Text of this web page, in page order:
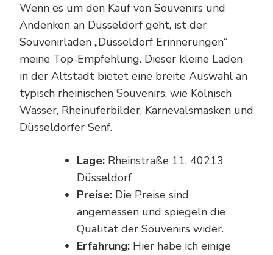
Wenn es um den Kauf von Souvenirs und
Andenken an Düsseldorf geht, ist der
Souvenirladen „Düsseldorf Erinnerungen“
meine Top-Empfehlung. Dieser kleine Laden
in der Altstadt bietet eine breite Auswahl an
typisch rheinischen Souvenirs, wie Kölnisch
Wasser, Rheinuferbilder, Karnevalsmasken und
Düsseldorfer Senf.
Lage: Rheinstraße 11, 40213
Düsseldorf
Preise: Die Preise sind
angemessen und spiegeln die
Qualität der Souvenirs wider.
Erfahrung: Hier habe ich einige